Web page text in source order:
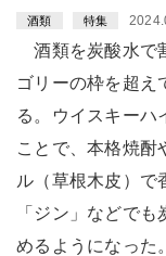
酒類 特集
酒類を炭酸水で
ゴリーの枠を超え
る。ウイスキーハ
ことで、本格焼酎
ル（草根木皮）で
「ジン」などで
めるようになった